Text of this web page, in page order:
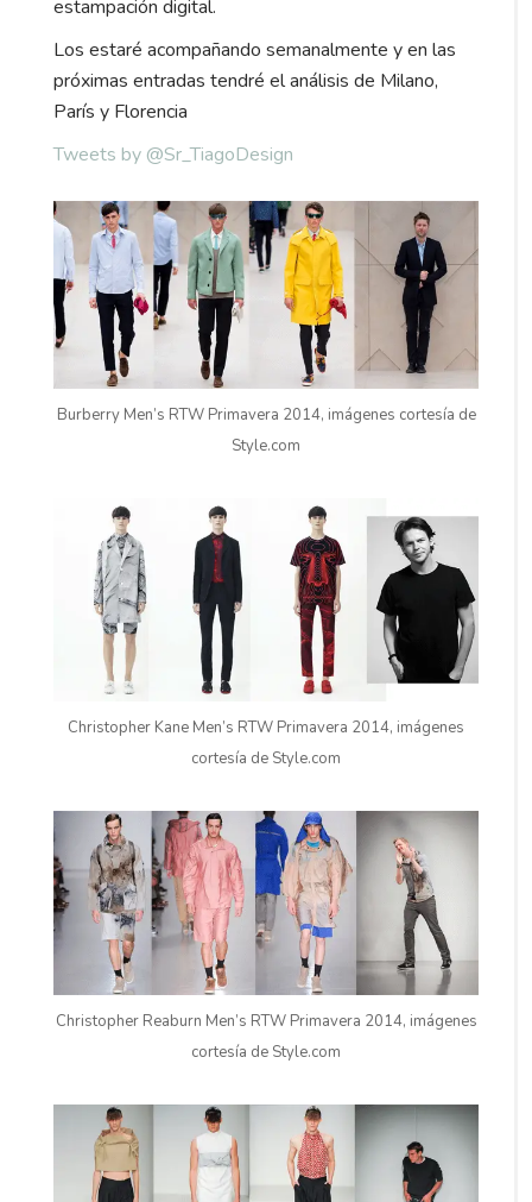
estampación digital.
Los estaré acompañando semanalmente y en las
próximas entradas tendré el análisis de Milano,
París y Florencia
Tweets by @Sr_TiagoDesign
Burberry Men’s RTW Primavera 2014, imágenes cortesía de
Style.com
Christopher Kane Men’s RTW Primavera 2014, imágenes
cortesía de Style.com
Christopher Reaburn Men’s RTW Primavera 2014, imágenes
cortesía de Style.com